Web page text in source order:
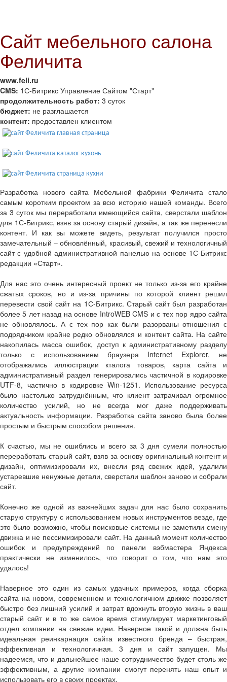
Сайт мебельного салона
Феличита
www.feli.ru
CMS: 1С-Битрикс Управление Сайтом "Старт"
продолжительность работ: 3 суток
бюджет: не разглашается
контент: предоставлен клиентом
Разработка нового сайта Мебельной фабрики Феличита стало
самым коротким проектом за всю историю нашей команды. Всего
за 3 суток мы переработали имеющийся сайта, сверстали шаблон
для 1С-Битрикс, взяв за основу старый дизайн, а так же перенесли
контент. И как вы можете видеть, результат получился просто
замечательный – обновлённый, красивый, свежий и технологичный
сайт с удобной административной панелью на основе 1С-Битрикс
редакции «Старт».
Для нас это очень интересный проект не только из-за его крайне
сжатых сроков, но и из-за причины по которой клиент решил
перевести свой сайт на 1С-Битрикс. Старый сайт был разработан
более 5 лет назад на основе IntroWEB CMS и с тех пор ядро сайта
не обновлялось. А с тех пор как были разорваны отношения с
подрядчиком крайне редко обновлялся и контент сайта. На сайте
накопилась масса ошибок, доступ к административному разделу
только с использованием браузера Internet Explorer, не
отображались иллюстрации кталога товаров, карта сайта и
административный раздел генерировались частичной в кодировке
UTF-8, частично в кодировке Win-1251. Использование ресурса
было настолько затруднённым, что клиент затрачивал огромное
количество усилий, но не всегда мог даже поддерживать
актуальность информации. Разработка сайта заново была более
простым и быстрым способом решения.
К счастью, мы не ошиблись и всего за 3 дня сумели полностью
переработать старый сайт, взяв за основу оригинальный контент и
дизайн, оптимизировали их, внесли ряд свежих идей, удалили
устаревшие ненужные детали, сверстали шаблон заново и собрали
сайт.
Конечно же одной из важнейших задач для нас было сохранить
старую структуру с использованием новых инструментов везде, где
это было возможно, чтобы поисковые системы не заметили смену
движка и не пессимизировали сайт. На данный момент количество
ошибок и предупреждений по панели вэбмастера Яндекса
практически не изменилось, что говорит о том, что нам это
удалось!
Наверное это один из самых удачных примеров, когда сборка
сайта на новом, современном и технологичном движке позволяет
быстро без лишний усилий и затрат вдохнуть вторую жизнь в ваш
старый сайт и в то же самое время стимулирует маркетинговый
отдел компании на свежие идеи. Наверное такой и должна быть
идеальная реинкарнация сайта известного бренда – быстрая,
эффективная и технологичная. 3 дня и сайт запущен. Мы
надеемся, что и дальнейшее наше сотрудничество будет столь же
эффективным, а другие компании смогут перенять наш опыт и
использовать его в своих проектах.